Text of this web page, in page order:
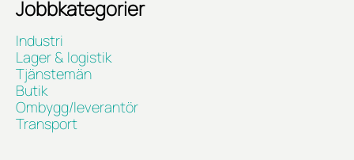
Jobbkategorier
Industri
Lager & logistik
Tjänstemän
Butik
Ombygg/leverantör
Transport